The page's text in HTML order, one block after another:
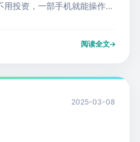
投资，一部手机就能操作，
阅读全文
2025-03-08